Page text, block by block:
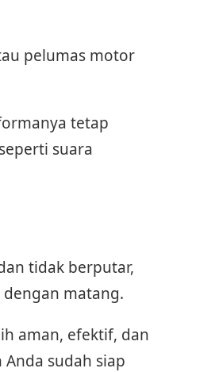
pelumas motor
tetap
suara
tidak berputar,
matang.
aman, efektif, dan
sudah siap